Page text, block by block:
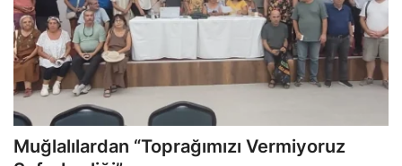
Hakkımızda
İletişim
Asayiş
Çevre
Muğlalılardan “Toprağımızı Vermiyoruz